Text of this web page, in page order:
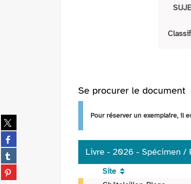
Partager
sur
twitter
(Nouvelle
fenêtre)
Partager
sur
facebook
(Nouvelle
fenêtre)
Partager
sur
tumblr
Partager
sur
Se procurer le document
Pour réserver un exemplaire, il
Livre - 2026 - Spécimen /
Site